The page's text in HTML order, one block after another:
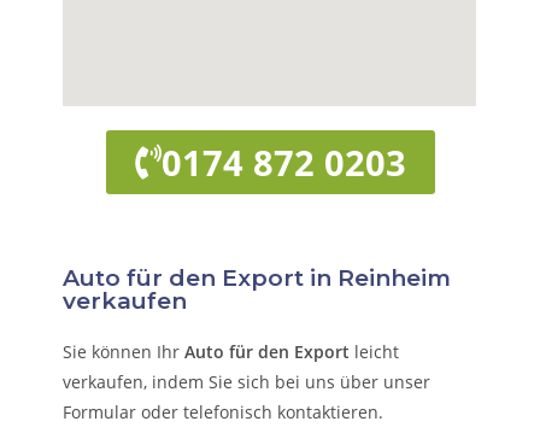
0174 872 0203
Auto für den Export in Reinheim
verkaufen
Sie können IhrAuto für den Export leicht
verkaufen, indem Sie sich bei uns über unser
Formular oder telefonisch kontaktieren.